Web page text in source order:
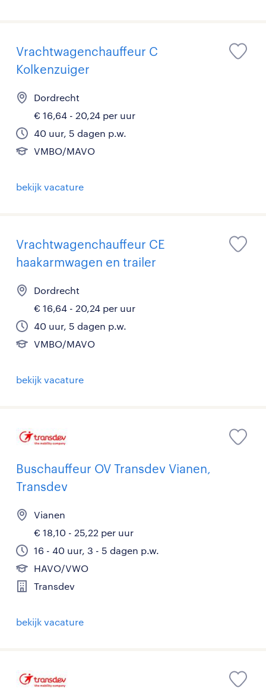
Vrachtwagenchauffeur C
Kolkenzuiger
Dordrecht
€ 16,64 - 20,24 per uur
40 uur, 5 dagen p.w.
VMBO/MAVO
bekijk vacature
Vrachtwagenchauffeur CE
haakarmwagen en trailer
Dordrecht
€ 16,64 - 20,24 per uur
40 uur, 5 dagen p.w.
VMBO/MAVO
bekijk vacature
Buschauffeur OV Transdev Vianen,
Transdev
Vianen
€ 18,10 - 25,22 per uur
16 - 40 uur, 3 - 5 dagen p.w.
HAVO/VWO
Transdev
bekijk vacature